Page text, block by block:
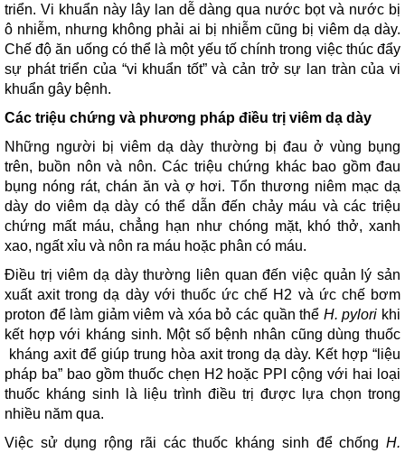
triển. Vi khuẩn này lây lan dễ dàng qua nước bọt và nước bị
ô nhiễm, nhưng không phải ai bị nhiễm cũng bị viêm dạ dày.
Chế độ ăn uống có thể là một yếu tố chính trong việc thúc đẩy
sự phát triển của “vi khuẩn tốt” và cản trở sự lan tràn của vi
khuẩn gây bệnh.
Các triệu chứng và phương pháp điều trị viêm dạ dày
Những người bị viêm dạ dày thường bị đau ở vùng bụng
trên, buồn nôn và nôn. Các triệu chứng khác bao gồm đau
bụng nóng rát, chán ăn và ợ hơi. Tổn thương niêm mạc dạ
dày do viêm dạ dày có thể dẫn đến chảy máu và các triệu
chứng mất máu, chẳng hạn như chóng mặt, khó thở, xanh
xao, ngất xỉu và nôn ra máu hoặc phân có máu.
Điều trị viêm dạ dày thường liên quan đến việc quản lý sản
xuất axit trong dạ dày với thuốc ức chế H2 và ức chế bơm
proton để làm giảm viêm và xóa bỏ các quần thể H. pylori khi
kết hợp với kháng sinh. Một số bệnh nhân cũng dùng thuốc
kháng axit để giúp trung hòa axit trong dạ dày. Kết hợp “liệu
pháp ba” bao gồm thuốc chẹn H2 hoặc PPI cộng với hai loại
thuốc kháng sinh là liệu trình điều trị được lựa chọn trong
nhiều năm qua.
Việc sử dụng rộng rãi các thuốc kháng sinh để chống H.